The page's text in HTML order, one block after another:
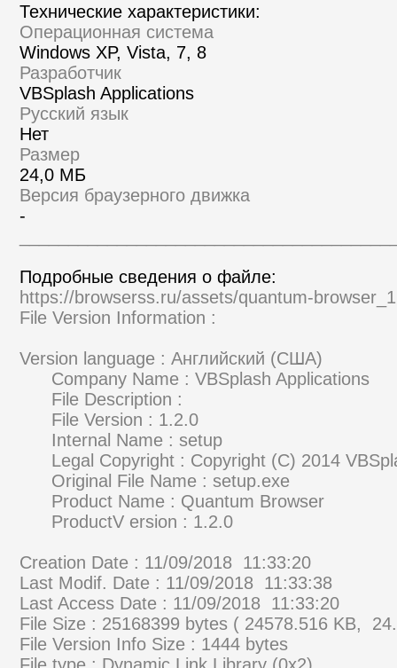
Технические характеристики:
Операционная система
Windows XP, Vista, 7, 8
Разработчик
VBSplash Applications
Русский язык
Нет
Размер
24,0 МБ
Версия браузерного движка
-
Подробные сведения о файле:
https://browserss.ru/assets/quantum-
File Version Information :
Version language : Английский (США)
Company Name : VBSplash Applications
File Description :
File Version : 1.2.0
Internal Name : setup
Legal Copyright : Copyright (C) 2014
Original File Name : setup.exe
Product Name : Quantum Browser
ProductV ersion : 1.2.0
Creation Date : 11/09/2018 11:33:20
Last Modif. Date : 11/09/2018 11:33:38
Last Access Date : 11/09/2018 11:33:20
File Size : 25168399 bytes ( 24578.516 KB,
File Version Info Size : 1444 bytes
File type : Dynamic Link Library (0x2)